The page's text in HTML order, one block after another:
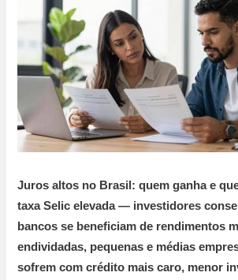
Juros altos no Brasil: quem ganha e
taxa Selic elevada — investidores
bancos se beneficiam de rendimentos
endividadas, pequenas e médias
sofrem com crédito mais caro, menor